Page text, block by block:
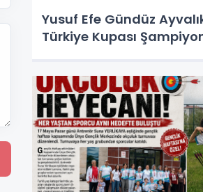
Yusuf Efe Gündüz
Türkiye Kupası